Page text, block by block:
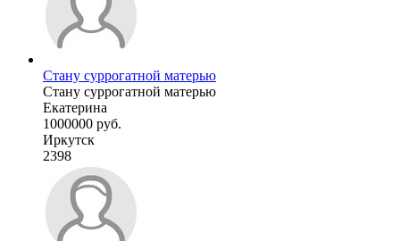
Стану суррогатной матерью
Стану суррогатной матерью
Екатерина
1000000 руб.
Иркутск
2398